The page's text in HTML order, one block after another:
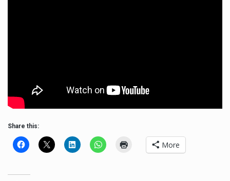
Share this:
More